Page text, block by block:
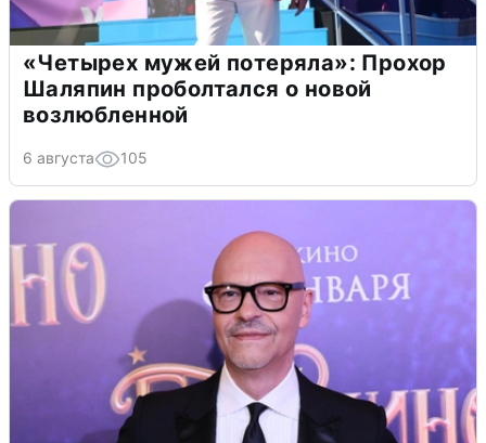
«Четырех мужей потеряла»: Прохор
Шаляпин проболтался о новой
возлюбленной
6 августа 105